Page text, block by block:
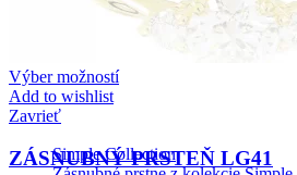
Simple Collection
Výber možností
Add to wishlist
Zavrieť
ZÁSNUBNÝ PRSTEŇ LG41